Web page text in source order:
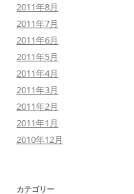
2011年8月
2011年7月
2011年6月
2011年5月
2011年4月
2011年3月
2011年2月
2011年1月
2010年12月
カテゴリー